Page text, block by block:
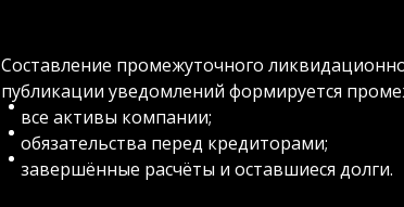
Составление промежуточного
публикации уведомлений формируется
все активы компании;
обязательства перед кредиторами;
завершённые расчёты и оставшиеся долги.